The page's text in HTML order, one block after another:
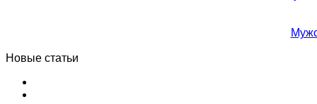
Новые статьи